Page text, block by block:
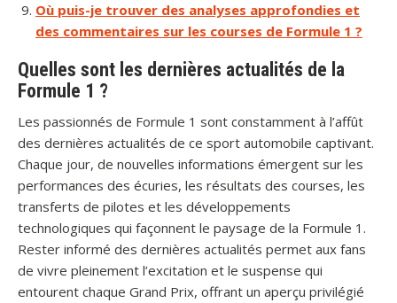
Où puis-je trouver des analyses approfondies et
des commentaires sur les courses de Formule 1 ?
Quelles sont les dernières actualités de la
Formule 1 ?
Les passionnés de Formule 1 sont constamment à l’affût
des dernières actualités de ce sport automobile captivant.
Chaque jour, de nouvelles informations émergent sur les
performances des écuries, les résultats des courses, les
transferts de pilotes et les développements
technologiques qui façonnent le paysage de la Formule 1.
Rester informé des dernières actualités permet aux fans
de vivre pleinement l’excitation et le suspense qui
entourent chaque Grand Prix, offrant un aperçu privilégié